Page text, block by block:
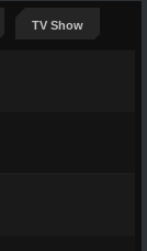
TV Show